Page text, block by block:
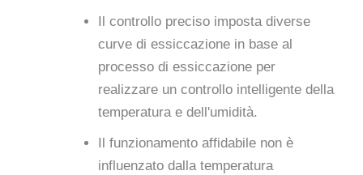
Il controllo preciso imposta diverse
curve di essiccazione in base al
processo di essiccazione per
realizzare un controllo intelligente della
temperatura e dell'umidità.
Il funzionamento affidabile non è
influenzato dalla temperatura